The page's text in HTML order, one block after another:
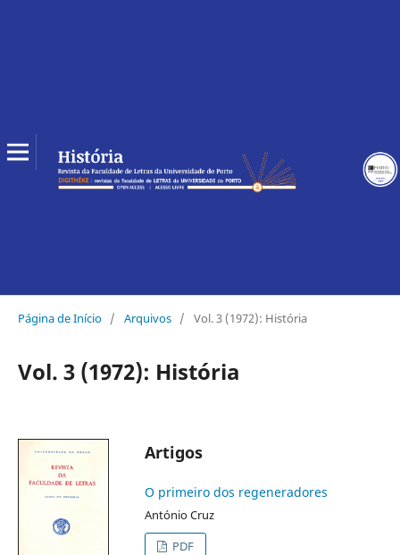
Página de Início / Arquivos / Vol. 3 (1972): História
Vol. 3 (1972): História
Artigos
O primeiro dos regeneradores
António Cruz
PDF